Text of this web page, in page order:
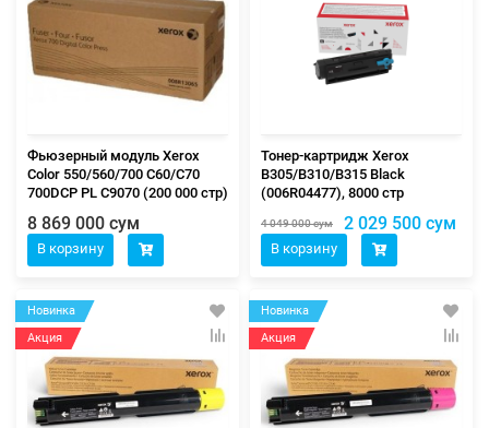
Фьюзерный модуль Xerox
Color 550/560/700 C60/C70
700DCP PL C9070 (200 000 стр)
8 869 000 сум
В корзину
Тонер-картридж Xerox
B305/B310/B315 Black
(006R04477), 8000 стр
4 049 000 сум 2 029 500 сум
В корзину
Новинка
Акция
Новинка
Акция